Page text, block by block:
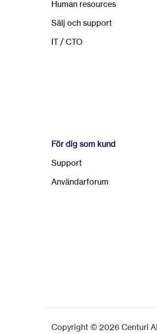
Human resources
Sälj och support
IT / CTO
För dig som kund
Support
Användarforum
Copyright © 2026 Centuri